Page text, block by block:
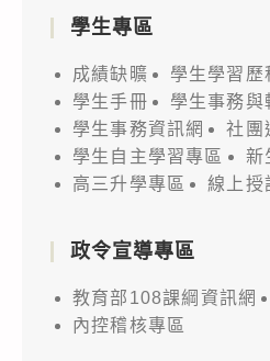
學生專區
成績缺曠
學生學習歷
學生手冊
學生事務與
學生事務資訊網
社團
學生自主學習專區
新
高三升學專區
線上授
政令宣導專區
教育部108課綱資訊網
內控稽核專區